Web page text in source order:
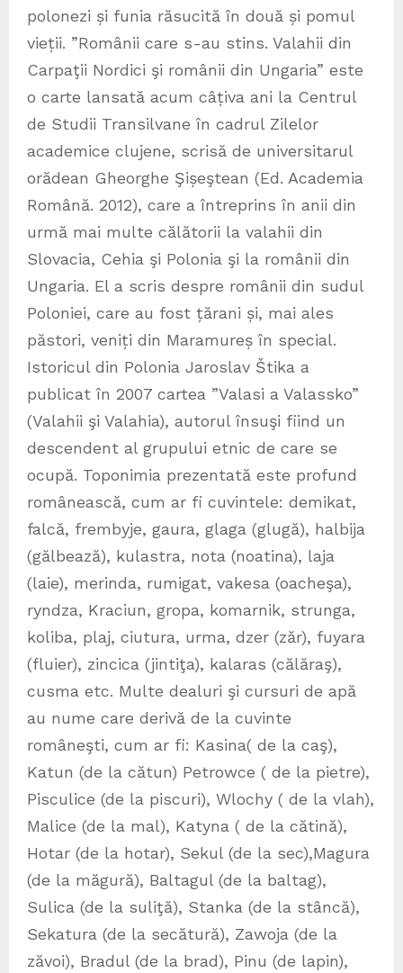
polonezi și funia răsucită în două și pomul
vieții. ”Românii care s-au stins. Valahii din
Carpaţii Nordici şi românii din Ungaria” este
o carte lansată acum câțiva ani la Centrul
de Studii Transilvane în cadrul Zilelor
academice clujene, scrisă de universitarul
orădean Gheorghe Şișeştean (Ed. Academia
Română. 2012), care a întreprins în anii din
urmă mai multe călătorii la valahii din
Slovacia, Cehia şi Polonia şi la românii din
Ungaria. El a scris despre românii din sudul
Poloniei, care au fost țărani și, mai ales
păstori, veniți din Maramureș în special.
Istoricul din Polonia Jaroslav Štika a
publicat în 2007 cartea ”Valasi a Valassko”
(Valahii şi Valahia), autorul însuşi fiind un
descendent al grupului etnic de care se
ocupă. Toponimia prezentată este profund
românească, cum ar fi cuvintele: demikat,
falcă, frembyje, gaura, glaga (glugă), halbija
(gălbează), kulastra, nota (noatina), laja
(laie), merinda, rumigat, vakesa (oacheşa),
ryndza, Kraciun, gropa, komarnik, strunga,
koliba, plaj, ciutura, urma, dzer (zăr), fuyara
(fluier), zincica (jintiţa), kalaras (călăraş),
cusma etc. Multe dealuri şi cursuri de apă
au nume care derivă de la cuvinte
româneşti, cum ar fi: Kasina( de la caş),
Katun (de la cătun) Petrowce ( de la pietre),
Pisculice (de la piscuri), Wlochy ( de la vlah),
Malice (de la mal), Katyna ( de la cătină),
Hotar (de la hotar), Sekul (de la sec),Magura
(de la măgură), Baltagul (de la baltag),
Sulica (de la suliţă), Stanka (de la stâncă),
Sekatura (de la secătură), Zawoja (de la
zăvoi), Bradul (de la brad), Pinu (de lapin),